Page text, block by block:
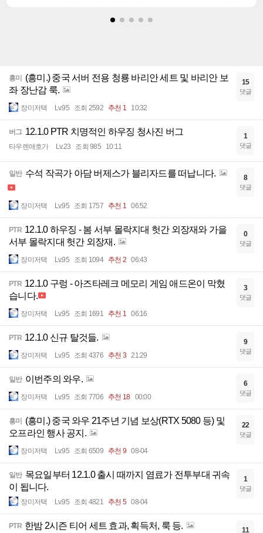
흥미
(흥미.) 중국 서버 전용 청룡 바리안 세트 및 바리안 보
좌 장난감 룩.
장미저택 Lv.95 조회 2592 추천 1 10:32
15
댓글
버그 12.1.0 PTR 치명적인 하우징 청사진 버그
타우렌애호가 Lv.23 조회 985 10:11
1
댓글
일반 수석 작곡가 아담 버제스가 블리자드를 떠납니다.
장미저택 Lv.95 조회 1757 추천 1 06:52
8
댓글
PTR 12.1.0 하우징 - 봄 서부 몰락지대 헛간 외장재와 가을
서부 몰락지대 헛간 외장재.
장미저택 Lv.95 조회 1094 추천 2 06:43
0
댓글
PTR 12.1.0 구렁 - 아즈타레크 메모리 게임 애드온이 막혔
습니다.
장미저택 Lv.95 조회 1691 추천 1 06:16
3
댓글
PTR 12.1.0 신규 탈것들.
장미저택 Lv.95 조회 4376 추천 3 21:29
9
댓글
일반 이번주의 와우.
장미저택 Lv.95 조회 7706 추천 18 00:00
6
댓글
흥미
(흥미.) 중국 와우 21주년 기념 보상(RTX 5080 등) 및
오프라인 행사 공지.
장미저택 Lv.95 조회 6509 추천 9 08-04
22
댓글
일반 목요일부터 12.1.0 출시 때까지 염료가 전투부대 귀속
이 됩니다.
장미저택 Lv.95 조회 4821 추천 5 08-04
1
댓글
PTR 한밤 2시즌 티어 세트 효과, 획득처, 룩 등. 11